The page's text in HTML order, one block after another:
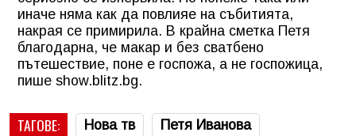
иначе няма как да повлияе на събитията,
накрая се примирила. В крайна сметка Петя
благодарна, че макар и без сватбено
пътешествие, поне е госпожа, а не госпожица,
пише show.blitz.bg.
ТАГОВЕ: Нова тв
Петя Иванова